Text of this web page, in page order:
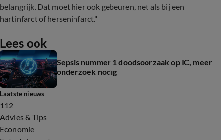
belangrijk. Dat moet hier ook gebeuren, net als bij een
hartinfarct of herseninfarct."
Lees ook
Sepsis nummer 1 doodsoorzaak op IC, meer
onderzoek nodig
Laatste nieuws
112
Advies & Tips
Economie